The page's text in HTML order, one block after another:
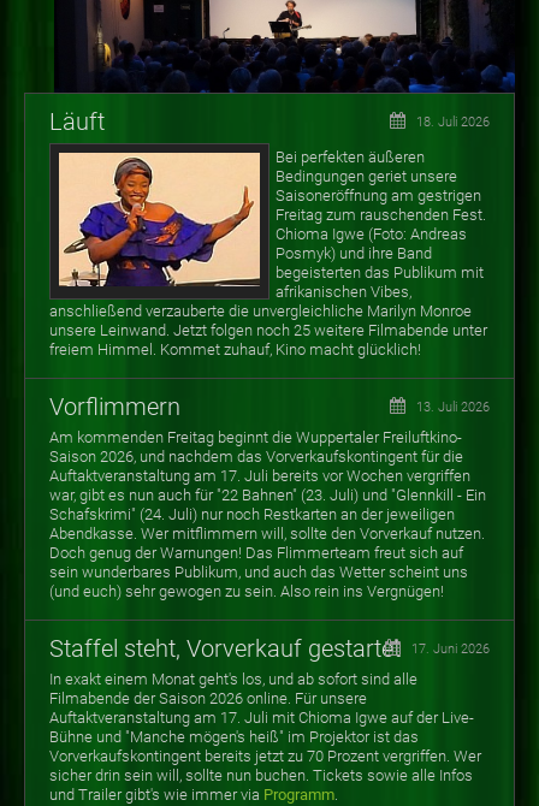
Läuft 18. Juli 2026
Bei perfekten äußeren
Bedingungen geriet unsere
Saisoneröffnung am gestrigen
Freitag zum rauschenden Fest.
Chioma Igwe (Foto: Andreas
Posmyk) und ihre Band
begeisterten das Publikum mit
afrikanischen Vibes,
anschließend verzauberte die unvergleichliche Marilyn Monroe
unsere Leinwand. Jetzt folgen noch 25 weitere Filmabende unter
freiem Himmel. Kommet zuhauf, Kino macht glücklich!
Vorflimmern 13. Juli 2026
Am kommenden Freitag beginnt die Wuppertaler Freiluftkino-
Saison 2026, und nachdem das Vorverkaufskontingent für die
Auftaktveranstaltung am 17. Juli bereits vor Wochen vergriffen
war, gibt es nun auch für "22 Bahnen" (23. Juli) und "Glennkill - Ein
Schafskrimi" (24. Juli) nur noch Restkarten an der jeweiligen
Abendkasse. Wer mitflimmern will, sollte den Vorverkauf nutzen.
Doch genug der Warnungen! Das Flimmerteam freut sich auf
sein wunderbares Publikum, und auch das Wetter scheint uns
(und euch) sehr gewogen zu sein. Also rein ins Vergnügen!
Staffel steht, Vorverkauf gestartet 17. Juni 2026
In exakt einem Monat geht's los, und ab sofort sind alle
Filmabende der Saison 2026 online. Für unsere
Auftaktveranstaltung am 17. Juli mit Chioma Igwe auf der Live-
Bühne und "Manche mögen's heiß" im Projektor ist das
Vorverkaufskontingent bereits jetzt zu 70 Prozent vergriffen. Wer
sicher drin sein will, sollte nun buchen. Tickets sowie alle Infos
und Trailer gibt's wie immer via Programm.